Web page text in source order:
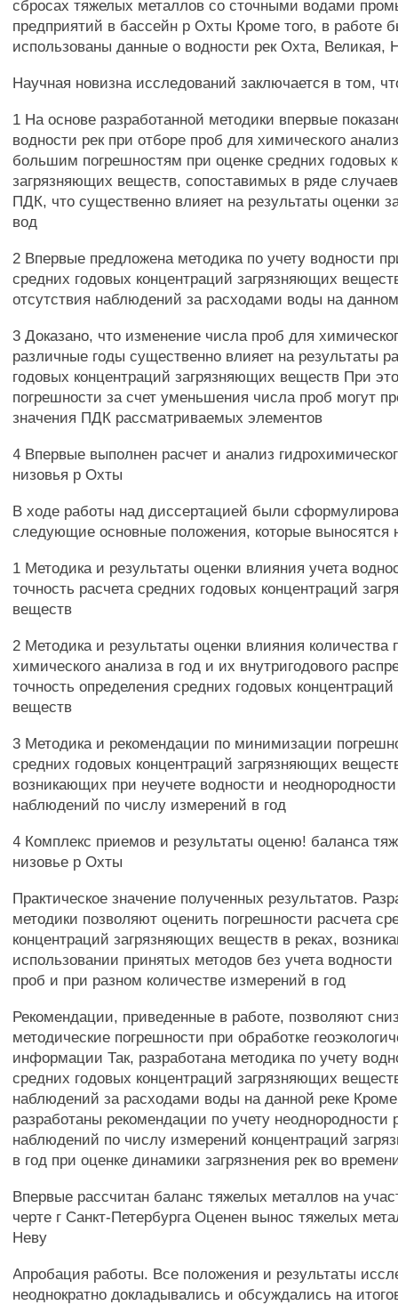
сбросах тяжелых металлов со сточными водами
предприятий в бассейн р Охты Кроме того, в работе
использованы данные о водности рек Охта, Великая,
Научная новизна исследований заключается в том,
1 На основе разработанной методики впервые
водности рек при отборе проб для химического
большим погрешностям при оценке средних годовых
загрязняющих веществ, сопоставимых в ряде
ПДК, что существенно влияет на результаты оценки
вод
2 Впервые предложена методика по учету водности
средних годовых концентраций загрязняющих
отсутствия наблюдений за расходами воды на
3 Доказано, что изменение числа проб для
различные годы существенно влияет на результаты
годовых концентраций загрязняющих веществ При
погрешности за счет уменьшения числа проб могут
значения ПДК рассматриваемых элементов
4 Впервые выполнен расчет и анализ
низовья р Охты
В ходе работы над диссертацией были
следующие основные положения, которые выносятся
1 Методика и результаты оценки влияния учета
точность расчета средних годовых концентраций
веществ
2 Методика и результаты оценки влияния
химического анализа в год и их внутригодового
точность определения средних годовых
веществ
3 Методика и рекомендации по минимизации
средних годовых концентраций загрязняющих
возникающих при неучете водности и
наблюдений по числу измерений в год
4 Комплекс приемов и результаты оценю! баланса
низовье р Охты
Практическое значение полученных результатов.
методики позволяют оценить погрешности расчета
концентраций загрязняющих веществ в реках,
использовании принятых методов без учета
проб и при разном количестве измерений в год
Рекомендации, приведенные в работе, позволяют
методические погрешности при обработке
информации Так, разработана методика по учету
средних годовых концентраций загрязняющих
наблюдений за расходами воды на данной реке Кроме
разработаны рекомендации по учету неоднородности
наблюдений по числу измерений концентраций
в год при оценке динамики загрязнения рек во
Впервые рассчитан баланс тяжелых металлов на
черте г Санкт-Петербурга Оценен вынос тяжелых
Неву
Апробация работы. Все положения и результаты
неоднократно докладывались и обсуждались на